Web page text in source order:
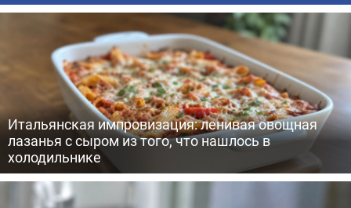
Итальянская импровизация: ленивая овощная
лазанья с сыром из того, что нашлось в
холодильнике